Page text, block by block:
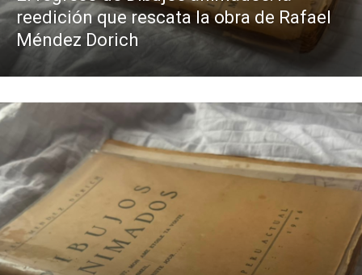
reedición que rescata la obra de Rafael
Méndez Dorich